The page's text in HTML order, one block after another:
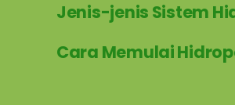
Jenis-jenis Sistem
Cara Memulai